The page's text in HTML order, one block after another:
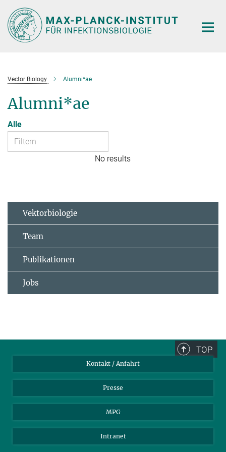
Hauptinhalt
Vector Biology Alumni*ae
Alumni*ae
Alle
No results
Vektorbiologie
Team
Publikationen
Jobs
TOP
Kontakt / Anfahrt
Presse
MPG
Intranet